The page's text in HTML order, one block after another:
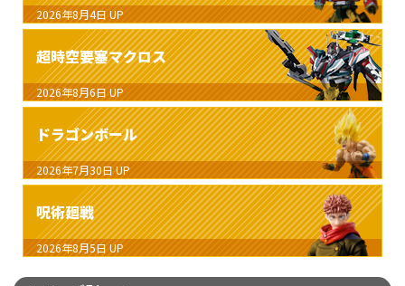
2026年8月4日 UP
超時空要塞マクロス
2026年8月6日 UP
ドラゴンボール
2026年7月30日 UP
呪術廻戦
2026年8月5日 UP